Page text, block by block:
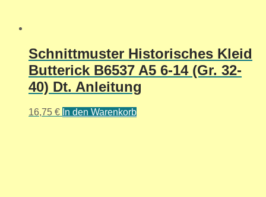
Schnittmuster Historisches Kleid
Butterick B6537 A5 6-14 (Gr. 32-
40) Dt. Anleitung
16,75 € In den Warenkorb